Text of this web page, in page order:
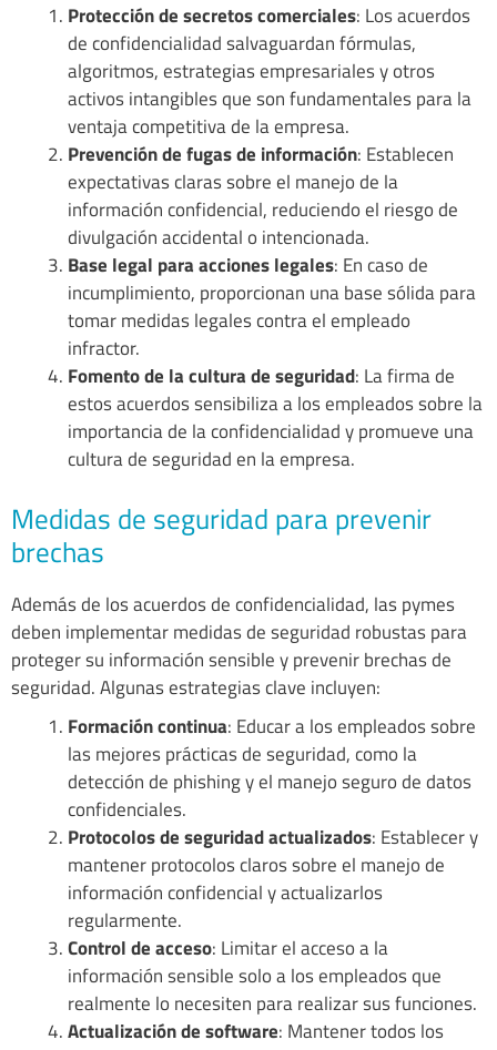
Protección de secretos comerciales: Los acuerdos
de confidencialidad salvaguardan fórmulas,
algoritmos, estrategias empresariales y otros
activos intangibles que son fundamentales para la
ventaja competitiva de la empresa.
Prevención de fugas de información: Establecen
expectativas claras sobre el manejo de la
información confidencial, reduciendo el riesgo de
divulgación accidental o intencionada.
Base legal para acciones legales: En caso de
incumplimiento, proporcionan una base sólida para
tomar medidas legales contra el empleado
infractor.
Fomento de la cultura de seguridad: La firma de
estos acuerdos sensibiliza a los empleados sobre la
importancia de la confidencialidad y promueve una
cultura de seguridad en la empresa.
Medidas de seguridad para prevenir
brechas
Además de los acuerdos de confidencialidad, las pymes
deben implementar medidas de seguridad robustas para
proteger su información sensible y prevenir brechas de
seguridad. Algunas estrategias clave incluyen:
Formación continua: Educar a los empleados sobre
las mejores prácticas de seguridad, como la
detección de phishing y el manejo seguro de datos
confidenciales.
Protocolos de seguridad actualizados: Establecer y
mantener protocolos claros sobre el manejo de
información confidencial y actualizarlos
regularmente.
Control de acceso: Limitar el acceso a la
información sensible solo a los empleados que
realmente lo necesiten para realizar sus funciones.
Actualización de software: Mantener todos los